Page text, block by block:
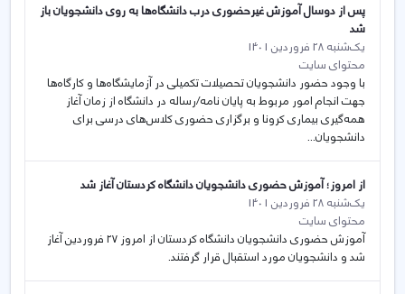
پس از دوسال آموزش غیرحضوری درب دانشگاه‌ها به روی دانشجویان باز
شد
یک‌شنبه 28 فروردین 1401
محتوای سایت
با وجود حضور دانشجویان تحصیلات تکمیلی در آزمایشگاه‌ها و کارگاه‌ها
جهت انجام امور مربوط به پایان نامه/رساله در دانشگاه از زمان آغاز
همه‌گیری بیماری کرونا و برگزاری حضوری کلاس‌های درسی برای
دانشجویان...
از امروز؛ آموزش حضوری دانشجویان دانشگاه کردستان آغاز شد
یک‌شنبه 28 فروردین 1401
محتوای سایت
آموزش حضوری دانشجویان دانشگاه کردستان از امروز ۲۷ فروردین آغاز
شد و دانشجویان مورد استقبال قرار گرفتند.